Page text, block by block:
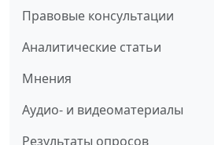
Правовые консультации
Аналитические статьи
Мнения
Аудио- и видеоматериалы
Результаты опросов